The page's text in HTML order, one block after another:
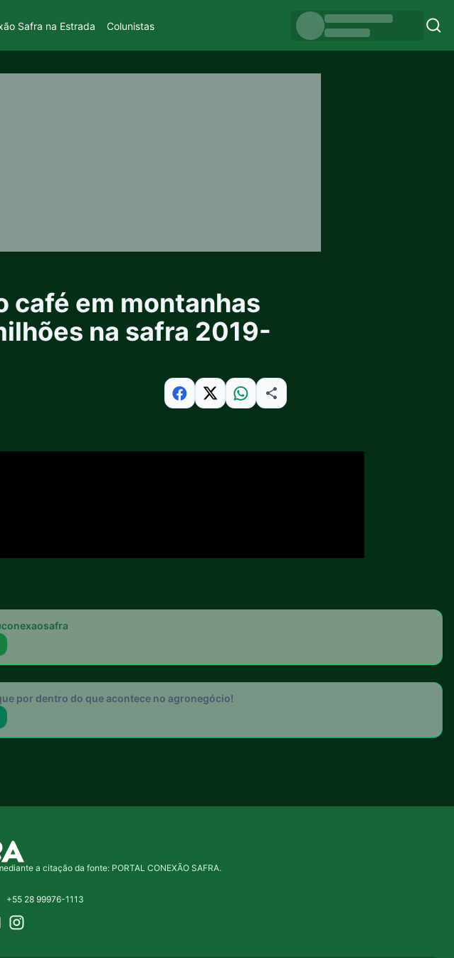
Safra na Estrada Colunistas
café em montanhas
na safra 2019-
por dentro do que acontece no agronegócio!
a citação da fonte: PORTAL CONEXÃO SAFRA.
+55 28 99976-1113